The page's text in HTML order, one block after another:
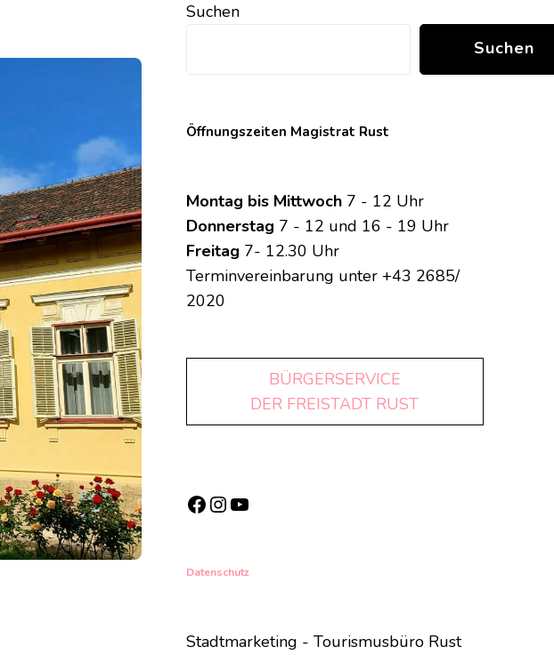
Suchen
Suchen
Öffnungszeiten Magistrat Rust
Montag bis Mittwoch7 - 12 Uhr
Donnerstag 7 - 12 und 16 - 19 Uhr
Freitag 7- 12.30 Uhr
Terminvereinbarung unter +43 2685/
2020
BÜRGERSERVICE
DER FREISTADT RUST
Facebook
Instagram
YouTube
Datenschutz
Stadtmarketing - Tourismusbüro Rust